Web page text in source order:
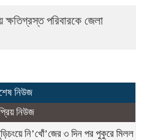
ক্ষতিগ্রস্ত পরিবারকে জেলা
নিউজ
নিউজ
নি’খোঁ’জের ৩ দিন পর পুকুরে মিলল